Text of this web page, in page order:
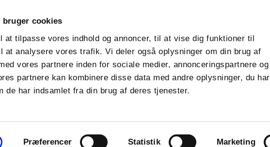
bruger cookies
at tilpasse vores indhold og annoncer, til at vise dig funktioner til
at analysere vores trafik. Vi deler også oplysninger om din brug af
vores partnere inden for sociale medier, annonceringspartnere og
partnere kan kombinere disse data med andre oplysninger, du har
de har indsamlet fra din brug af deres tjenester.
Præferencer Statistik Marketing
keyboard_arrow_down Nyt medlem